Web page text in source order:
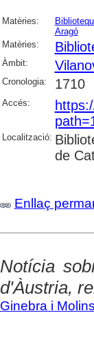
Matèries:
Aragó
Matèries:
Àmbit:
Cronologia: 1710
Accés:
Localització:
de
Enllaç
Notícia
d'Àustria,
Ginebra i